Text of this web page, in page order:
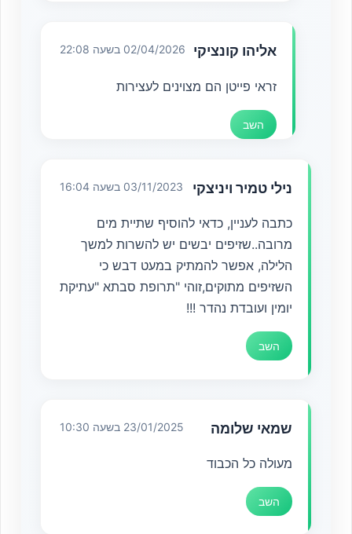
אליהו קונציקי 02/04/2026 בשעה 22:08
זראי פייטן הם מצוינים לעצירות
השב
נילי טמיר ויניצקי 03/11/2023 בשעה 16:04
כתבה לעניין, כדאי להוסיף שתיית מים
מרובה..שזיפים יבשים יש להשרות למשך
הלילה, אפשר להמתיק במעט דבש כי
השזיפים מתוקים,זוהי "תרופת סבתא "עתיקת
יומין ועובדת נהדר !!!
השב
שמאי שלומה 23/01/2025 בשעה 10:30
מעולה כל הכבוד
השב